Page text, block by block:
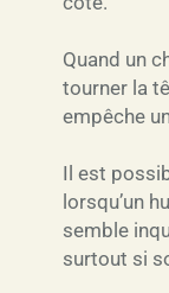
Quand un
tourner la
empêche
Il est
lorsqu’un
semble
surtout si